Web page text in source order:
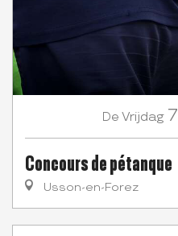
De Vrijdag 7
Concours de pétanque
Usson-en-Forez